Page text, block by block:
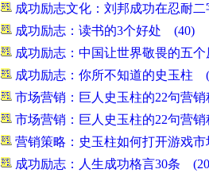
成功励志文化：刘邦成功在忍耐
成功励志：读书的3个好处 (40)
成功励志：中国让世界敬畏的五
成功励志：你所不知道的史玉柱
市场营销：巨人史玉柱的22句营
市场营销：巨人史玉柱的22句营
营销策略：史玉柱如何打开游戏
成功励志：人生成功格言30条